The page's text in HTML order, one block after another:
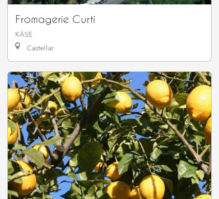
Fromagerie Curti
KÄSE
Castellar